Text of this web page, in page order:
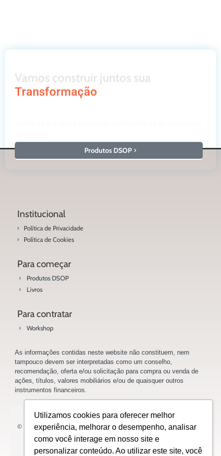
Utilizamos cookies para oferecer melhor
experiência, melhorar o desempenho, analisar
como você interage em nosso site e
personalizar conteúdo. Ao utilizar este site, você
Transformação
Produtos DSOP
Institucional
Política de Privacidade
Política de Cookies
Para começar
Produtos DSOP
Livros
Para contratar
Workshop
As informações contidas neste website não constituem, nem
tampouco devem ser interpretadas como um conselho,
recomendação, oferta e/ou solicitação para compra ou venda de
ações, títulos, valores mobiliários e/ou de quaisquer outros
instrumentos financeiros.
© 2023 Saladoinvestidor.com.br Todos os direitos reservados.